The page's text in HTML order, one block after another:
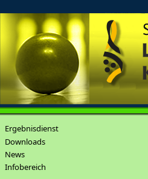
Ergebnisdienst
Downloads
News
Infobereich